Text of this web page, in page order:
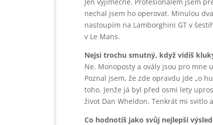
nechal jsem ho operovat. Minulou
nastoupím na Lamborghini GT v
v Le Mans.
Nejsi trochu smutný, když vidíš
Ne. Monoposty a ovály jsou pro mne
Poznal jsem, že zde opravdu jde „o
toho. Jenže já byl před osmi lety
život Dan Wheldon. Tenkrát mi svitlo
Co hodnotíš jako svůj nejlepší